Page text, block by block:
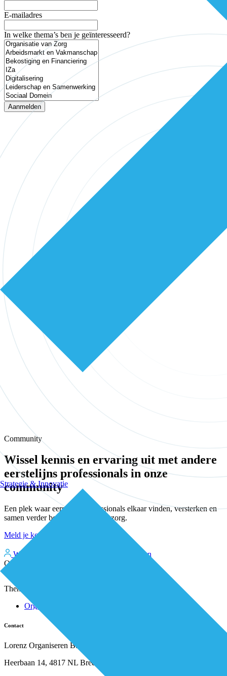
Strategie & Innovatie
E-mailadres
In welke thema’s ben je geïnteresseerd?
Aanmelden
Community
Wissel kennis en ervaring uit met andere
eerstelijns professionals in onze
community
Een plek waar eerstelijnsprofessionals elkaar vinden, versterken en
samen verder bouwen aan betere zorg.
Meld je kosteloos aan
Word kosteloos premium member
Inloggen
Over De Eerstelijns
Advies
Whitepapers
Partners
Vacatures
Partner worden?
Over BiancAI
Thema's
Organisatie van zorg
Arbeidsmarkt & vakmanschap
Financiering
RESV en Leerbehoeften
Digitalisering
Leiderschap & samenwerking
Sociaal domein
Contact
Lorenz Organiseren B.V.
Heerbaan 14, 4817 NL Breda